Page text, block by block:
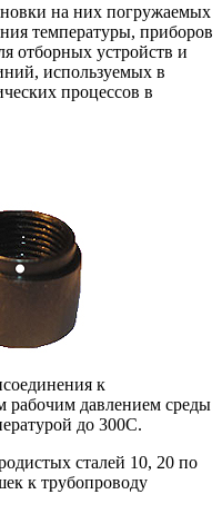
на них погружаемых
температуры, приборов
отборных устройств и
используемых в
процессов в
к
рабочим давлением среды
до 300С.
сталей 10, 20 по
к трубопроводу